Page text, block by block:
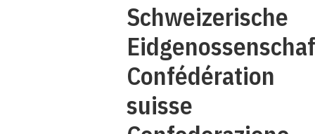
Schweizerische
Confédération
suisse